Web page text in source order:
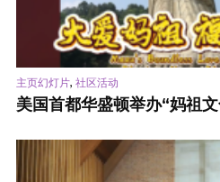
主页幻灯片, 社区活动
美国首都华盛顿举办“妈祖